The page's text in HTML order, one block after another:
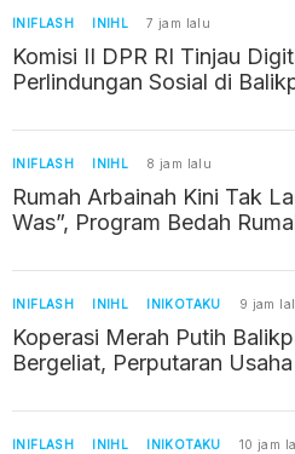
INIFLASH INIHL 7 jam lalu
Komisi II DPR RI Tinjau
Perlindungan Sosial di
INIFLASH INIHL 8 jam lalu
Rumah Arbainah Kini Tak
Was”, Program Bedah
INIFLASH INIHL INIKOTAKU 9 jam
Koperasi Merah Putih
Bergeliat, Perputaran
INIFLASH INIHL INIKOTAKU 10 jam